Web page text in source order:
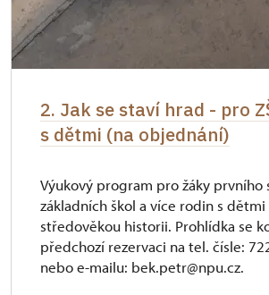
2. Jak se staví hrad - pro
s dětmi (na objednání)
Výukový program pro žáky prvního
základních škol a více rodin s dětmi
středověkou historii. Prohlídka se
předchozí rezervaci na tel. čísle:
nebo e-mailu: bek.petr@npu.cz.